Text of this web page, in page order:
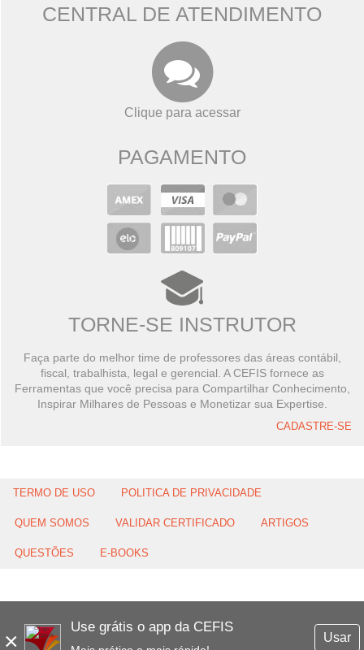
×
Use grátis o app da CEFIS
Usar
CENTRAL DE ATENDIMENTO
Clique para acessar
PAGAMENTO
TORNE-SE INSTRUTOR
Faça parte do melhor time de professores das áreas contábil,
fiscal, trabalhista, legal e gerencial. A CEFIS fornece as
Ferramentas que você precisa para Compartilhar Conhecimento,
Inspirar Milhares de Pessoas e Monetizar sua Expertise.
CADASTRE-SE
TERMO DE USO POLITICA DE PRIVACIDADE
QUEM SOMOS VALIDAR CERTIFICADO ARTIGOS
QUESTÕES E-BOOKS